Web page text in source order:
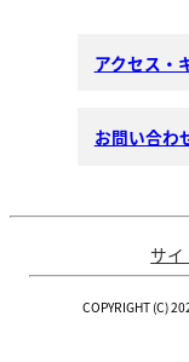
アクセス・
お問い合わ
サ
COPYRIGHT (C)